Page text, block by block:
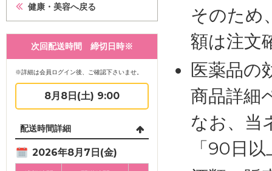
健康・美容へ戻る
次回配送時間 締切日時※
※詳細は会員ログイン後、ご確認下さいませ。
8月8日(土) 9:00
配送時間詳細
2026年8月7日(金)
そのため
額は注文
医薬品の
商品詳細
なお、当
「90日